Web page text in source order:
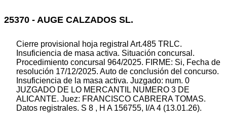
25370 - AUGE CALZADOS SL.
Cierre provisional hoja registral Art.485 TRLC.
Insuficiencia de masa activa. Situación concursal.
Procedimiento concursal 964/2025. FIRME: Si, Fecha de
resolución 17/12/2025. Auto de conclusión del concurso.
Insuficiencia de la masa activa. Juzgado: num. 0
JUZGADO DE LO MERCANTIL NUMERO 3 DE
ALICANTE. Juez: FRANCISCO CABRERA TOMAS.
Datos registrales. S 8 , H A 156755, I/A 4 (13.01.26).